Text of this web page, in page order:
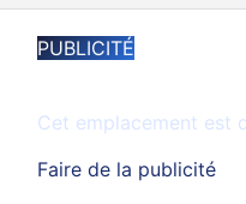
PUBLICITÉ
Cet emplacement est
Faire de la publicité